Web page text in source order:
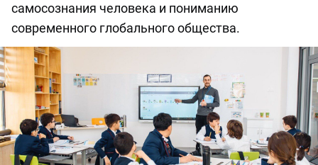
самосознания человека и пониманию
современного глобального общества.